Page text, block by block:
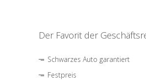
Der Favorit der
Schwarzes Auto garantiert
Festpreis